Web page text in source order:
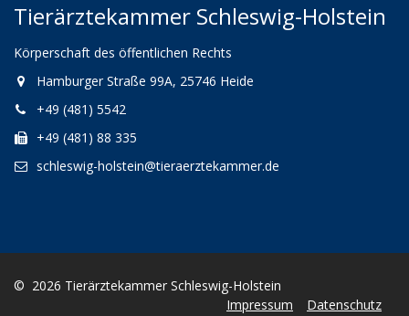
Tierärztekammer Schleswig-Holstein
Körperschaft des öffentlichen Rechts
Hamburger Straße 99A, 25746 Heide
+49 (481) 5542
+49 (481) 88 335
schleswig-holstein@tieraerztekammer.de
© 2026 Tierärztekammer Schleswig-Holstein
Impressum
Datenschutz